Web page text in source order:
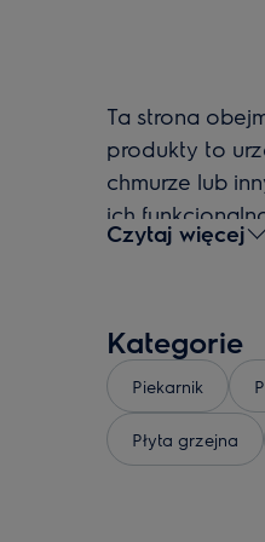
Ta strona
produkty to
chmurze lub
ich
Czytaj więcej
Kategorie
Piekarnik
Płyta grzejna